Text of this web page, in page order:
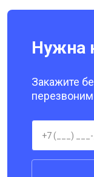
Нужна
Закажите